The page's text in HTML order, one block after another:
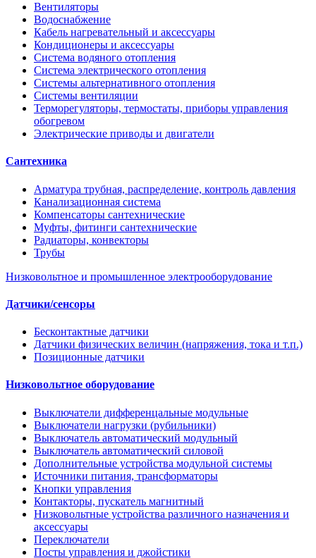
Вентиляторы
Водоснабжение
Кабель нагревательный и аксессуары
Кондиционеры и аксессуары
Система водяного отопления
Система электрического отопления
Системы альтернативного отопления
Системы вентиляции
Терморегуляторы, термостаты, приборы управления
обогревом
Электрические приводы и двигатели
Сантехника
Арматура трубная, распределение, контроль давления
Канализационная система
Компенсаторы сантехнические
Муфты, фитинги сантехнические
Радиаторы, конвекторы
Трубы
Низковольтное и промышленное электрооборудование
Датчики/сенсоры
Бесконтактные датчики
Датчики физических величин (напряжения, тока и т.п.)
Позиционные датчики
Низковольтное оборудование
Выключатели дифференцальные модульные
Выключатели нагрузки (рубильники)
Выключатель автоматический модульный
Выключатель автоматический силовой
Дополнительные устройства модульной системы
Источники питания, трансформаторы
Кнопки управления
Контакторы, пускатель магнитный
Низковольтные устройства различного назначения и
аксессуары
Переключатели
Посты управления и джойстики